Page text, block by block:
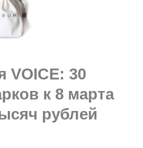
VOICE: 30
к 8 марта
рублей